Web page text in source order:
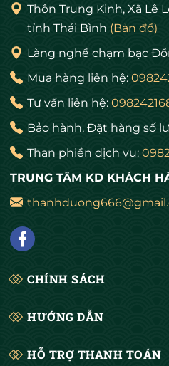
Thôn Trung Kinh, Xã Lê
tỉnh Thái Bình (Bản đồ)
Làng nghề chạm bạc
Mua hàng liên hệ:
Tư vấn liên hệ:
Bảo hành, Đặt hàng số
Than phiền dịch vu:
TRUNG TÂM KD KHÁCH
CHÍNH SÁCH
HƯỚNG DẪN
HỖ TRỢ THANH TOÁN